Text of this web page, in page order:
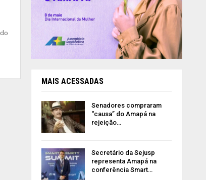
MAIS ACESSADAS
Senadores compraram
“causa” do Amapá na
rejeição…
Secretário da Sejusp
representa Amapá na
conferência Smart…